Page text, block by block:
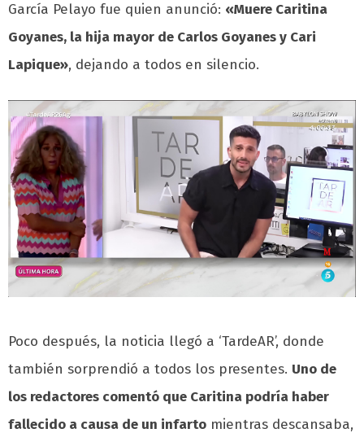
García Pelayo fue quien anunció: «Muere Caritina
Goyanes, la hija mayor de Carlos Goyanes y Cari
Lapique», dejando a todos en silencio.
Poco después, la noticia llegó a ‘TardeAR’, donde
también sorprendió a todos los presentes. Uno de
los redactores comentó que Caritina podría haber
fallecido a causa de un infarto mientras descansaba,